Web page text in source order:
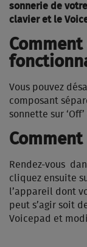
sonnerie de
clavier et le
Vous pouvez
composant
sonnette sur
Rendez-vous
cliquez ensuite
l’appareil dont
peut s’agir soit
Voicepad et